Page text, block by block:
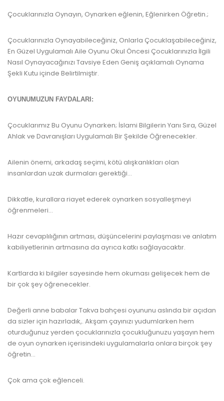
Çocuklarınızla Oynayın, Oynarken eğlenin, Eğlenirken Öğretin.;
Çocuklarınızla Oynayabileceğiniz, Onlarla Çocuklaşabileceğiniz,
En Güzel Uygulamalı Aile Oyunu Okul Öncesi Çocuklarınızla İlgili
Nasıl Oynayacağınızı Tavsiye Eden Geniş açıklamalı Oynama
Şekli Kutu içinde Belirtilmiştir.
OYUNUMUZUN FAYDALARI:
Çocuklarımız Bu Oyunu Oynarken; İslami Bilgilerin Yanı Sıra, Güzel
Ahlak ve Davranışları Uygulamalı Bir Şekilde Öğrenecekler.
Ailenin önemi, arkadaş seçimi, kötü alışkanlıkları olan
insanlardan uzak durmaları gerektiği...
Dikkatle, kurallara riayet ederek oynarken sosyalleşmeyi
öğrenmeleri...
Hazır cevaplılığının artması, düşüncelerini paylaşması ve anlatım
kabiliyetlerinin artmasına da ayrıca katkı sağlayacaktır.
Kartlarda ki bilgiler sayesinde hem okuması gelişecek hem de
bir çok şey öğrenecekler.
Değerli anne babalar Takva bahçesi oyununu aslında bir açıdan
da sizler için hazırladık,. Akşam çayınızı yudumlarken hem
oturduğunuz yerden çocuklarınızla çocukluğunuzu yaşayın hem
de oyun oynarken içerisindeki uygulamalarla onlara birçok şey
öğretin...
Çok ama çok eğlenceli.